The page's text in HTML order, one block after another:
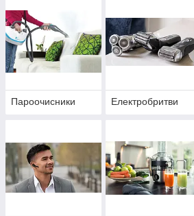
Пароочисники Електробритви